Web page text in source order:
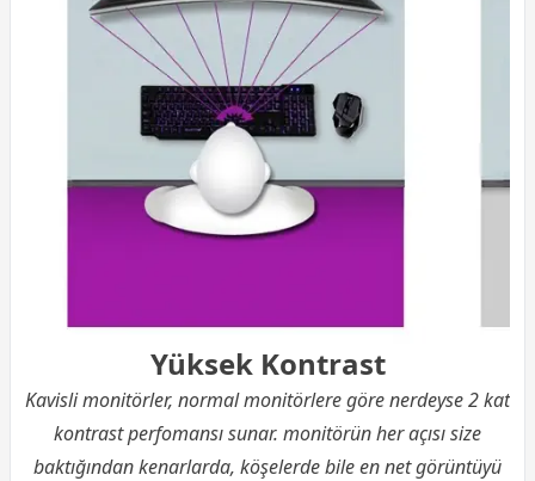
Yüksek Kontrast
Kavisli monitörler, normal monitörlere göre nerdeyse 2 kat
kontrast perfomansı sunar. monitörün her açısı size
baktığından kenarlarda, köşelerde bile en net görüntüyü